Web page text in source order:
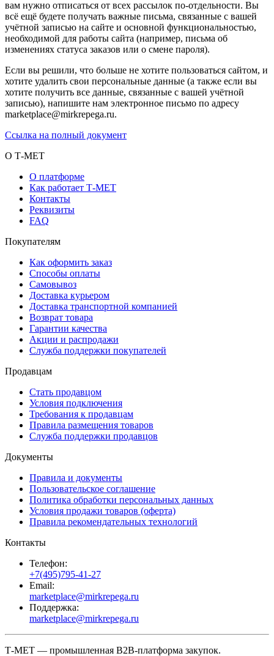
вам нужно отписаться от всех рассылок по-отдельности. Вы
всё ещё будете получать важные письма, связанные с вашей
учётной записью на сайте и основной функциональностью,
необходимой для работы сайта (например, письма об
изменениях статуса заказов или о смене пароля).
Если вы решили, что больше не хотите пользоваться сайтом, и
хотите удалить свои персональные данные (а также если вы
хотите получить все данные, связанные с вашей учётной
записью), напишите нам электронное письмо по адресу
marketplace@mirkrepega.ru.
Ссылка на полный документ
О Т-МЕТ
О платформе
Как работает Т-МЕТ
Контакты
Реквизиты
FAQ
Покупателям
Как оформить заказ
Способы оплаты
Самовывоз
Доставка курьером
Доставка транспортной компанией
Возврат товара
Гарантии качества
Акции и распродажи
Служба поддержки покупателей
Продавцам
Стать продавцом
Условия подключения
Требования к продавцам
Правила размещения товаров
Служба поддержки продавцов
Документы
Правила и документы
Пользовательское соглашение
Политика обработки персональных данных
Условия продажи товаров (оферта)
Правила рекомендательных технологий
Контакты
Телефон:
+7(495)795-41-27
Email:
marketplace@mirkrepega.ru
Поддержка:
marketplace@mirkrepega.ru
Т-МЕТ — промышленная B2B-платформа закупок.